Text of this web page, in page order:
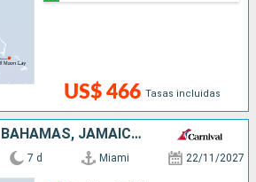
US$ 466 Tasas incluidas
ESTADOS UNIDOS, BAHAMAS, JAMAICA, ISLAS CAIMÁN
7 d Miami 22/11/2027